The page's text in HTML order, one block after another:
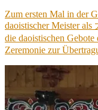
Zum ersten Mal in der
daoistischer Meister als
die daoistischen
Zeremonie zur